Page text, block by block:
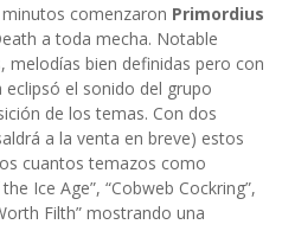
comenzaron Primordius
a toda mecha. Notable
bien definidas pero con
el sonido del grupo
de los temas. Con dos
a la venta en breve) estos
cuantos temazos como
Ice Age”, “Cobweb Cockring”,
Filth” mostrando una